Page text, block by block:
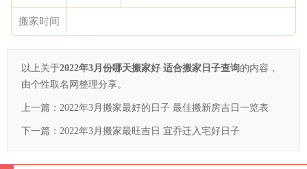
搬家时间
以上关于2022年3月份哪天搬家好 适合搬家日子查询 的内容，
由个性取名网整理分享。
上一篇： 2022年3月搬家最好的日子 最佳搬新房吉日一览表
下一篇： 2022年3月搬家最旺吉日 宜乔迁入宅好日子